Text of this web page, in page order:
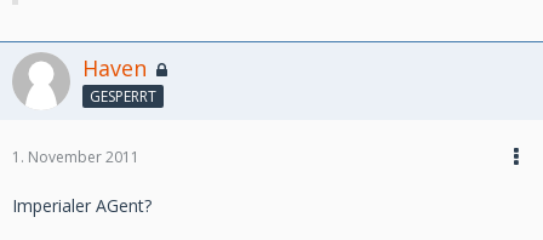
Haven
GESPERRT
1. November 2011
Imperialer AGent?